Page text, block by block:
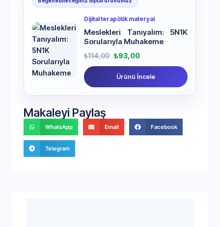
Dijital terapötik materyal
Meslekleri Tanıyalım: 5N1K
Sorularıyla Muhakeme
₺114,00 ₺93,00
Ürünü İncele
Makaleyi Paylaş
WhatsApp Email Facebook
Telegram